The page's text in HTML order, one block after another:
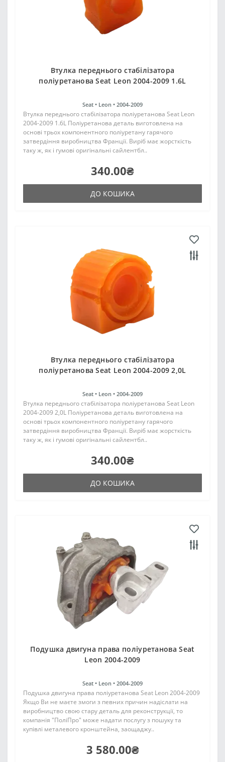
Втулка переднього стабілізатора
поліуретанова Seat Leon 2004-2009 1.6L
Seat • Leon • 2004-2009
Втулка переднього стабілізатора поліуретанова Seat Leon
2004-2009 1.6L Поліуретанова деталь виготовлена на
основі трьох компонентного поліуретану гарячого
затвердіння виробництва Франції. Виріб має жорсткість
таку ж, як і гумові оригінальні сайлентбл..
340.00₴
ДО КОШИКА
Втулка переднього стабілізатора
поліуретанова Seat Leon 2004-2009 2,0L
Seat • Leon • 2004-2009
Втулка переднього стабілізатора поліуретанова Seat Leon
2004-2009 2,0L Поліуретанова деталь виготовлена на
основі трьох компонентного поліуретану гарячого
затвердіння виробництва Франції. Виріб має жорсткість
таку ж, як і гумові оригінальні сайлентбл..
340.00₴
ДО КОШИКА
Подушка двигуна права поліуретанова Seat
Leon 2004-2009
Seat • Leon • 2004-2009
Подушка двигуна права поліуретанова Seat Leon 2004-2009
Якщо Ви не маєте змоги з певних причин надіслати на
виробництво свою стару деталь для реконструкції, то
компанія "ПоліПро" може надати послугу з пошуку та
купівлі металевого кронштейна, заощаджу..
3 580.00₴